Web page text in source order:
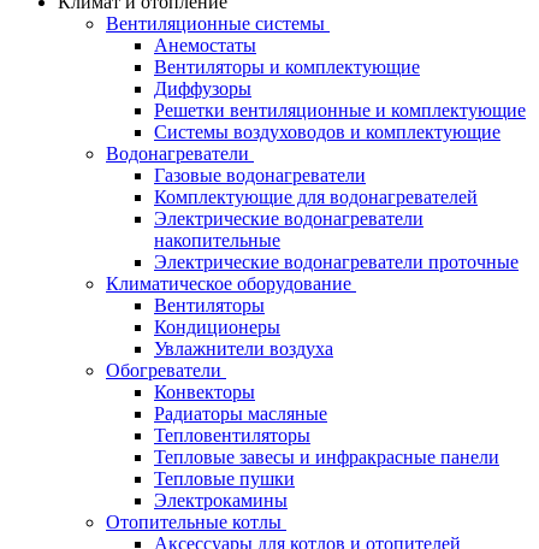
Вентиляционные системы
Анемостаты
Вентиляторы и комплектующие
Диффузоры
Решетки вентиляционные и комплектующие
Системы воздуховодов и комплектующие
Водонагреватели
Газовые водонагреватели
Комплектующие для водонагревателей
Электрические водонагреватели
накопительные
Электрические водонагреватели проточные
Климатическое оборудование
Вентиляторы
Кондиционеры
Увлажнители воздуха
Обогреватели
Конвекторы
Радиаторы масляные
Тепловентиляторы
Тепловые завесы и инфракрасные панели
Тепловые пушки
Электрокамины
Отопительные котлы
Аксессуары для котлов и отопителей